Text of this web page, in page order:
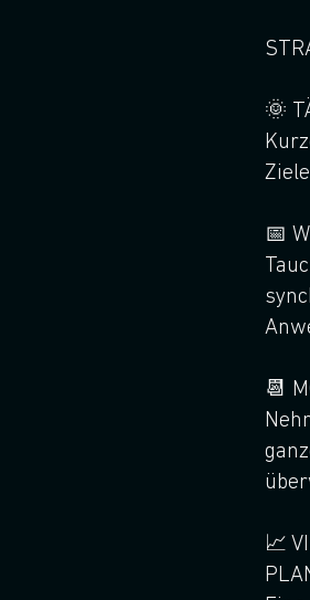
🌞
📅
📆
📈